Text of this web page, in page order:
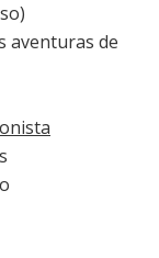
aventuras de